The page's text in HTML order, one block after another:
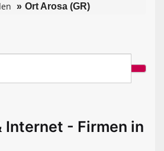
Ort Arosa (GR)
Internet - Firmen in